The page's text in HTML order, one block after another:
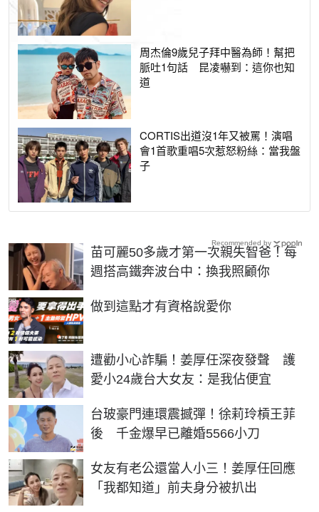
周杰倫9歲兒子拜中醫為師！幫把
脈吐1句話 昆凌嚇到：這你也知
道
CORTIS出道沒1年又被罵！演唱
會1首歌重唱5次惹怒粉絲：當我盤
子
苗可麗50多歲才第一次親失智爸！每
週搭高鐵奔波台中：換我照顧你
做到這點才有資格說愛你
PR
遭勸小心詐騙！姜厚任深夜發聲 護
愛小24歲台大女友：是我佔便宜
台玻豪門連環震撼彈！徐莉玲槓王菲
後 千金爆早已離婚5566小刀
女友有老公還當人小三！姜厚任回應
「我都知道」前夫身分被扒出
Recommended by